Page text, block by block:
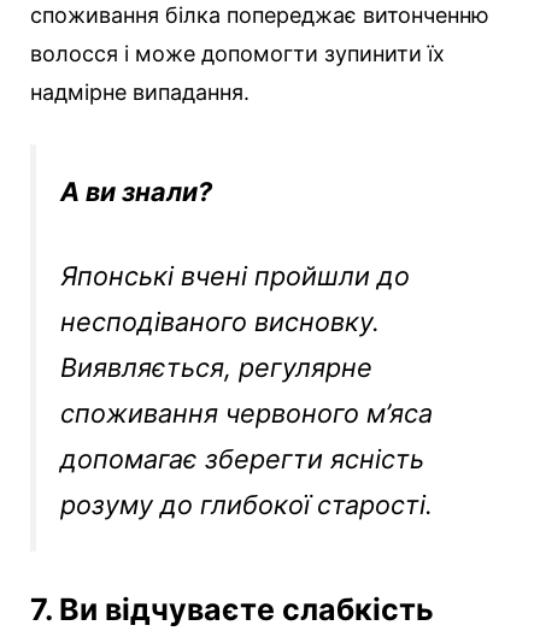
споживання білка попереджає витонченню
волосся і може допомогти зупинити їх
надмірне випадання.
А ви знали?
Японські вчені пройшли до
несподіваного висновку.
Виявляється, регулярне
споживання червоного м’яса
допомагає зберегти ясність
розуму до глибокої старості.
7. Ви відчуваєте слабкість